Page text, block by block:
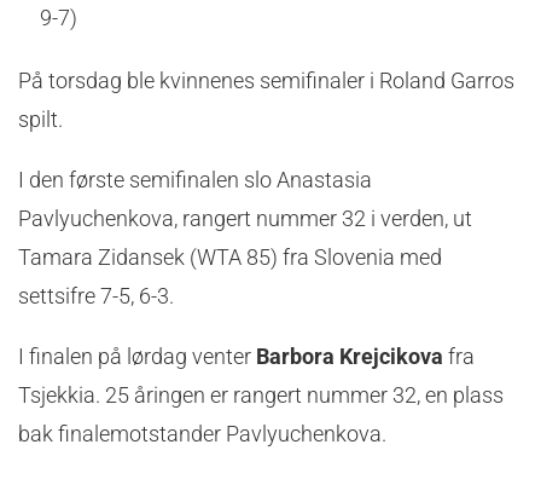
9-7)
På torsdag ble kvinnenes semifinaler i Roland Garros
spilt.
I den første semifinalen slo Anastasia
Pavlyuchenkova, rangert nummer 32 i verden, ut
Tamara Zidansek (WTA 85) fra Slovenia med
settsifre 7-5, 6-3.
I finalen på lørdag venter Barbora Krejcikova fra
Tsjekkia. 25 åringen er rangert nummer 32, en plass
bak finalemotstander Pavlyuchenkova.